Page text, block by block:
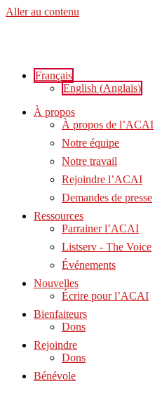
Aller au contenu
Français
English (Anglais)
À propos
À propos de l’ACAI
Notre équipe
Notre travail
Rejoindre l’ACAI
Demandes de presse
Ressources
Parrainer l’ACAI
Listserv - The Voice
Événements
Nouvelles
Écrire pour l’ACAI
Bienfaiteurs
Dons
Rejoindre
Dons
Bénévole